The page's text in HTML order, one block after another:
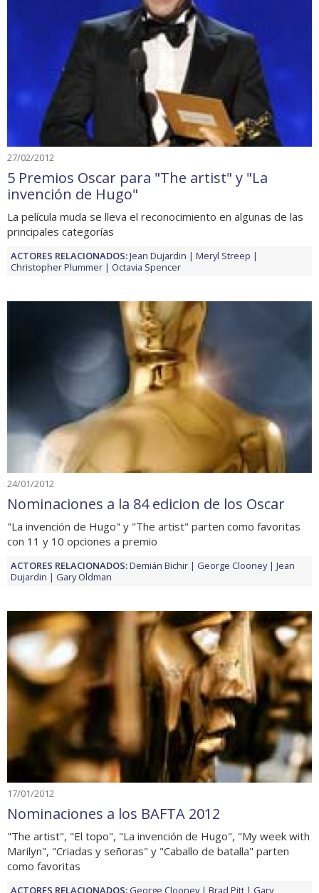
27/02/2012
5 Premios Oscar para "The artist" y "La
invención de Hugo"
La película muda se lleva el reconocimiento en algunas de las
principales categorías
ACTORES RELACIONADOS:Jean Dujardin
Meryl Streep
Christopher Plummer
Octavia Spencer
24/01/2012
Nominaciones a la 84 edicion de los Oscar
"La invención de Hugo" y "The artist" parten como favoritas
con 11 y 10 opciones a premio
ACTORES RELACIONADOS:Demián Bichir George Clooney
Jean
Dujardin
Gary Oldman
17/01/2012
Nominaciones a los BAFTA 2012
"The artist", "El topo", "La invención de Hugo", "My week with
Marilyn", "Criadas y señoras" y "Caballo de batalla" parten
como favoritas
ACTORES RELACIONADOS: George Clooney Brad Pitt
Gary